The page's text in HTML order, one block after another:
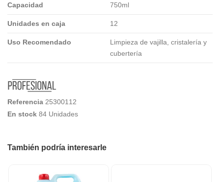
Capacidad 750ml
Unidades en caja 12
Uso Recomendado
Limpieza de vajilla, cristalería y
cubertería
Referencia 25300112
En stock 84 Unidades
También podría interesarle